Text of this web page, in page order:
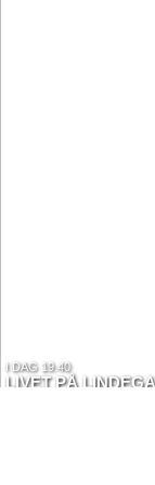
I DAG 19.40
LIVET PÅ